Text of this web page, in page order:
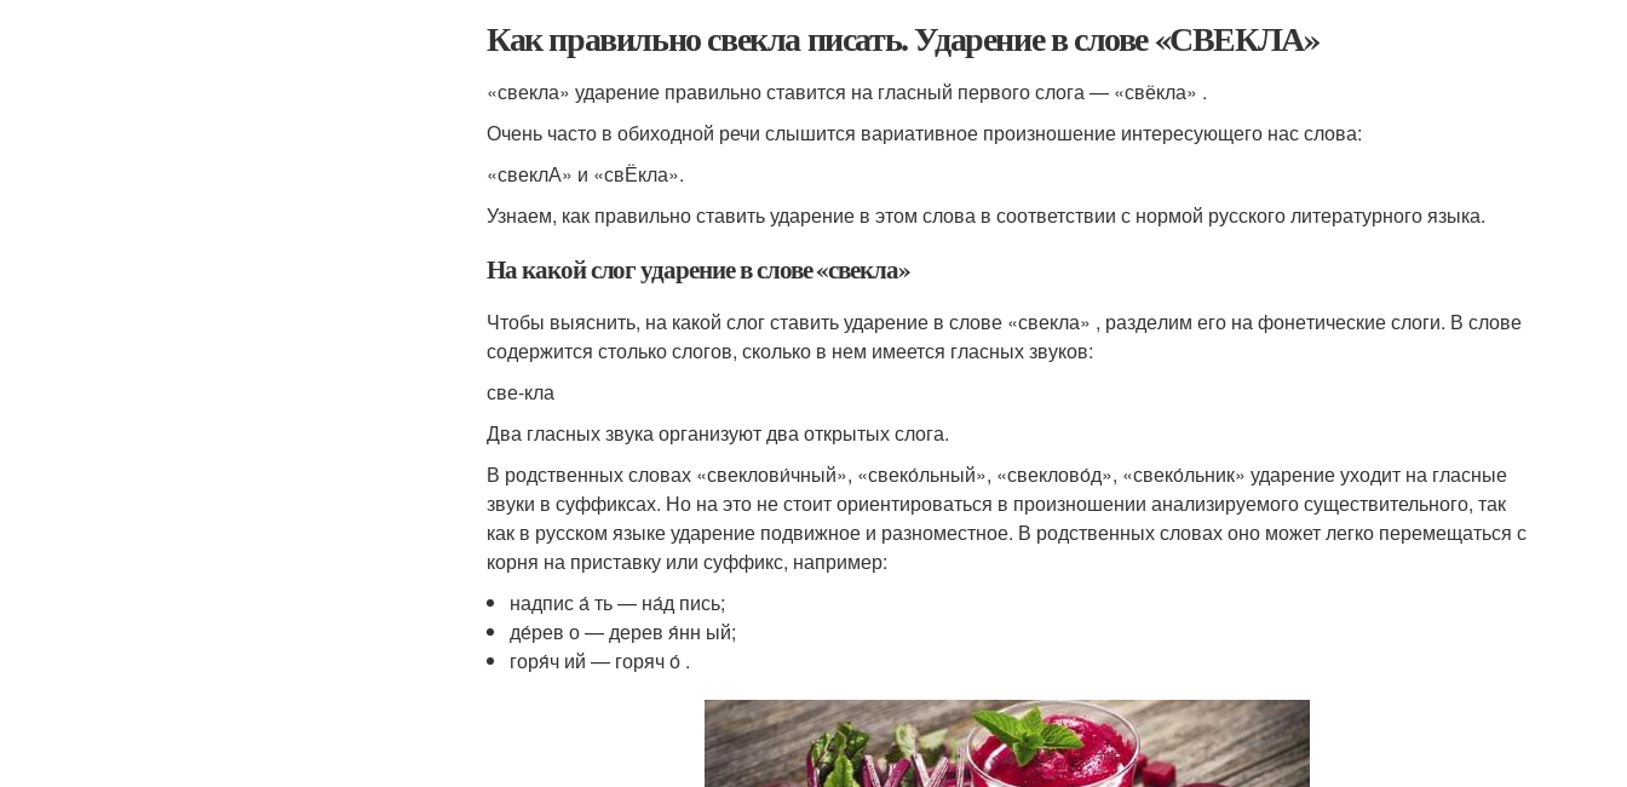
Как правильно свекла писать. Ударение в слове «СВЕКЛА»
«свек­ла» уда­ре­ние пра­виль­но ста­вит­ся на глас­ный пер­во­го сло­га — «свёк­ла» .
Очень часто в оби­ход­ной речи слы­шит­ся вари­а­тив­ное про­из­но­ше­ние инте­ре­су­ю­ще­го нас сло­ва:
«свеклА» и «свЁкла».
Узнаем, как пра­виль­но ста­вить уда­ре­ние в этом сло­ва в соот­вет­ствии с нор­мой рус­ско­го лите­ра­тур­но­го язы­ка.
На какой слог ударение в слове «свекла»
Чтобы выяс­нить, на какой слог ста­вить уда­ре­ние в сло­ве «свек­ла» , раз­де­лим его на фоне­ти­че­ские сло­ги. В сло­ве
содер­жит­ся столь­ко сло­гов, сколь­ко в нем име­ет­ся глас­ных зву­ков:
све-кла
Два глас­ных зву­ка орга­ни­зу­ют два откры­тых сло­га.
В род­ствен­ных сло­вах «свеклови́чный», «свеко́льный», «свеклово́д», «свеко́льник» уда­ре­ние ухо­дит на глас­ные
зву­ки в суф­фик­сах. Но на это не сто­ит ори­ен­ти­ро­вать­ся в про­из­но­ше­нии ана­ли­зи­ру­е­мо­го суще­стви­тель­но­го, так
как в рус­ском язы­ке уда­ре­ние подвиж­ное и раз­но­мест­ное. В род­ствен­ных сло­вах оно может лег­ко пере­ме­щать­ся с
кор­ня на при­став­ку или суф­фикс, напри­мер:
над­пис а́ ть — на́д пись;
де́рев о — дерев я́нн ый;
горя́ч ий — горяч о́ .